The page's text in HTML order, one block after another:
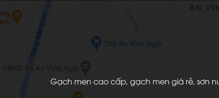
Gạch men cao cấp, gạch men giá rẻ, sơn